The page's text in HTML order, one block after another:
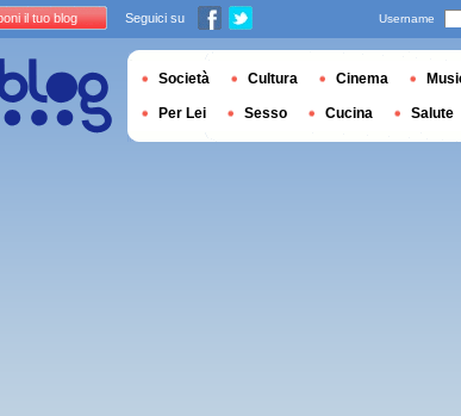
il tuo blog Seguici su Username
Società Cultura Cinema
Per Lei Sesso Cucina Salute